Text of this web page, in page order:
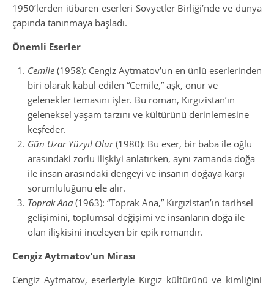
1950’lerden itibaren eserleri Sovyetler Birliği’nde ve dünya
çapında tanınmaya başladı.
Önemli Eserler
Cemile (1958): Cengiz Aytmatov’un en ünlü eserlerinden
biri olarak kabul edilen “Cemile,” aşk, onur ve
gelenekler temasını işler. Bu roman, Kırgızistan’ın
geleneksel yaşam tarzını ve kültürünü derinlemesine
keşfeder.
Gün Uzar Yüzyıl Olur(1980): Bu eser, bir baba ile oğlu
arasındaki zorlu ilişkiyi anlatırken, aynı zamanda doğa
ile insan arasındaki dengeyi ve insanın doğaya karşı
sorumluluğunu ele alır.
Toprak Ana (1963): “Toprak Ana,” Kırgızistan’ın tarihsel
gelişimini, toplumsal değişimi ve insanların doğa ile
olan ilişkisini inceleyen bir epik romandır.
Cengiz Aytmatov’un Mirası
Cengiz Aytmatov, eserleriyle Kırgız kültürünü ve kimliğini